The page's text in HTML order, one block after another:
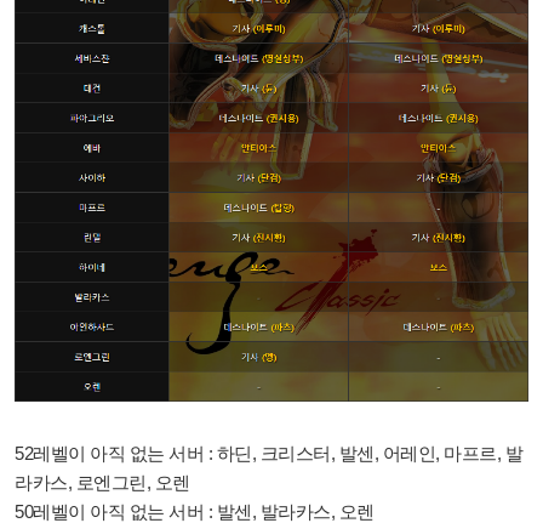
52레벨이 아직 없는 서버 : 하딘, 크리스터, 발센, 어레인, 마프르, 발
라카스, 로엔그린, 오렌
50레벨이 아직 없는 서버 : 발센, 발라카스, 오렌